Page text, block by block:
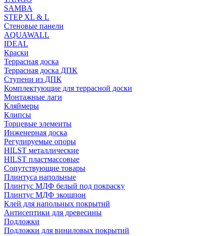
SAMBA
STEP XL & L
Стеновые панели
AQUAWALL
IDEAL
Краски
Террасная доска
Террасная доска ДПК
Ступени из ДПК
Комплектующие для террасной доски
Монтажные лаги
Кляймеры
Клипсы
Торцевые элементы
Инженерная доска
Регулируемые опоры
HILST металлические
HILST пластмассовые
Сопутствующие товары
Плинтуса напольные
Плинтус МДФ белый под покраску
Плинтус МДФ экошпон
Клей для напольных покрытий
Антисептики для древесины
Подложки
Подложки для виниловых покрытий